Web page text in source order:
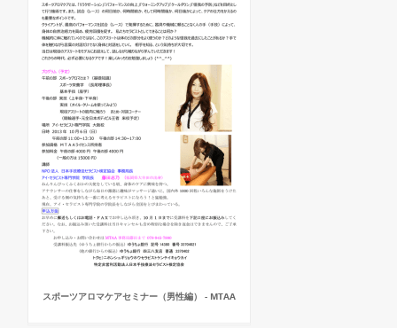
スポーツアロマケアセミナー（男性編） - MTAA